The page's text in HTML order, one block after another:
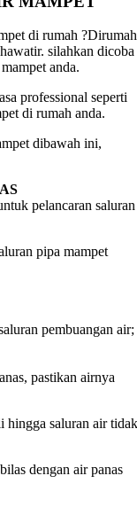
di rumah ?Dirumah
silahkan dicoba
anda.
professional seperti
di rumah anda.
dibawah ini,
pelancaran saluran
pipa mampet
pembuangan air;
pastikan airnya
hingga saluran air tidak
dengan air panas